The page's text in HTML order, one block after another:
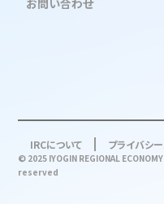
お問い合わせ
IRCについて プライバシ
© 2025 IYOGIN REGIONAL
reserved